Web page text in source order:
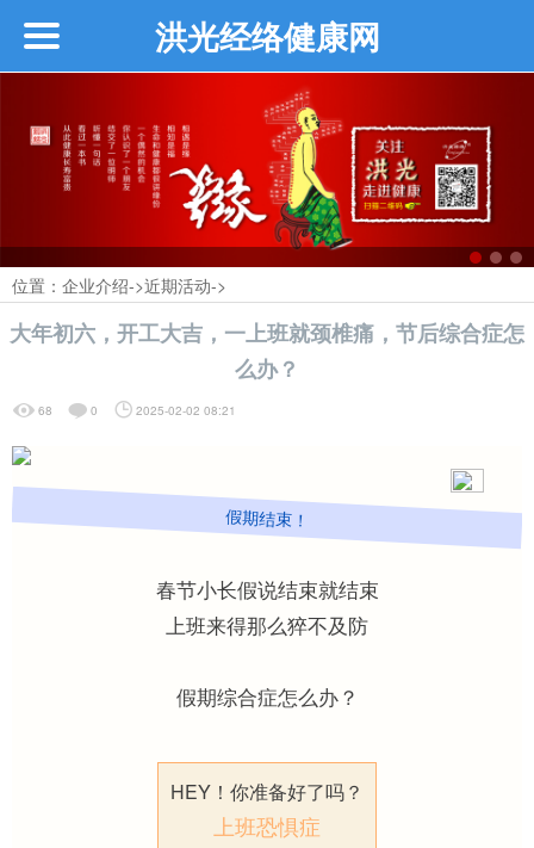
洪光经络健康网
首页
┗━创始人介绍
┗━品牌优势
┗━售后服务
位置： 企业介绍->近期活动->
大年初六，开工大吉，一上班就颈椎痛，节后综合症怎
么办？
68 0 2025-02-02 08:21
假期结束！
春节小长假说结束就结束
上班来得那么猝不及防
假期综合症怎么办？
HEY！你准备好了吗？
上班恐惧症